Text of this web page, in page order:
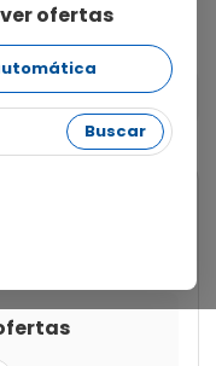
ver ofertas
Buscar